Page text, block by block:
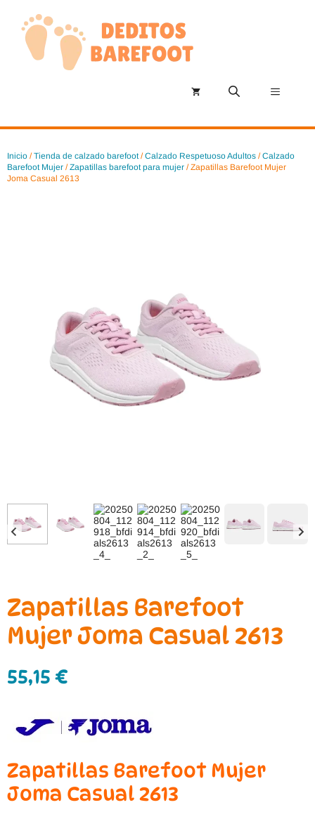
contenido
Menú
Inicio /Tienda de calzado barefoot/Calzado Respetuoso Adultos /Calzado
Barefoot Mujer /Zapatillas barefoot para mujer / Zapatillas Barefoot Mujer
Joma Casual 2613
Zapatillas Barefoot
Mujer Joma Casual 2613
55,15 €
Zapatillas Barefoot Mujer
Joma Casual 2613